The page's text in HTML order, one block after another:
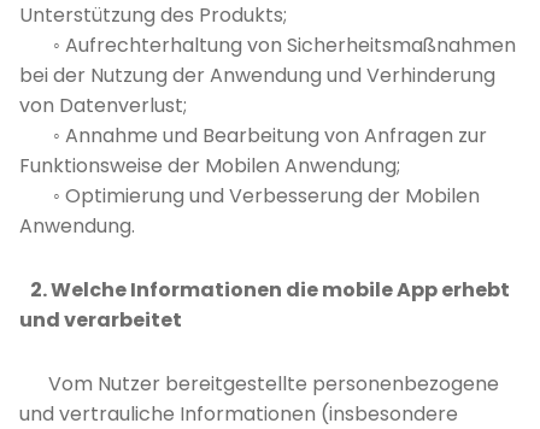
Unterstützung des Produkts;
◦ Aufrechterhaltung von Sicherheitsmaßnahmen
bei der Nutzung der Anwendung und Verhinderung
von Datenverlust;
◦ Annahme und Bearbeitung von Anfragen zur
Funktionsweise der Mobilen Anwendung;
◦ Optimierung und Verbesserung der Mobilen
Anwendung.
2. Welche Informationen die mobile App erhebt
und verarbeitet
Vom Nutzer bereitgestellte personenbezogene
und vertrauliche Informationen (insbesondere